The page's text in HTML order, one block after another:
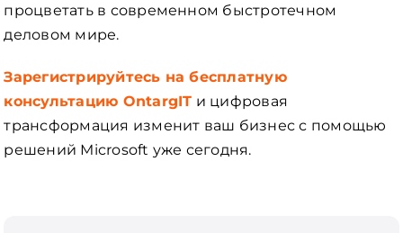
процветать в современном быстротечном
деловом мире.
Зарегистрируйтесь на бесплатную
консультацию OntargIT и цифровая
трансформация изменит ваш бизнес с помощью
решений Microsoft уже сегодня.